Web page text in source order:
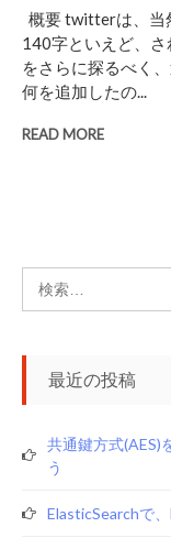
概要 twitterは、当
140字といえど、
をさらに探るべく
何を追加したの...
READ MORE
索:
最近の投稿
共通鍵方式(AES)
う
ElasticSearchで